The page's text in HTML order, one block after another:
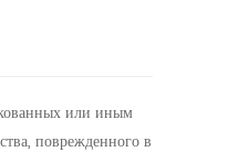
или иным
поврежденного в